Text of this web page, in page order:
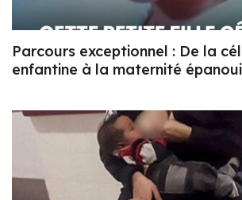
Parcours exceptionnel : De la
enfantine à la maternité